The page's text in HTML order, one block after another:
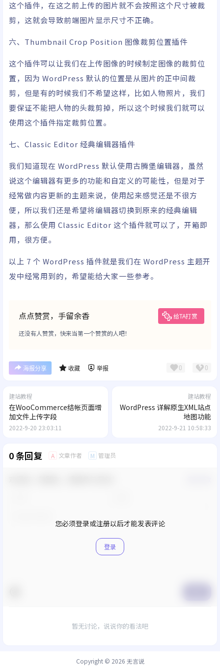
这个插件，在这之前上传的图片就不会按照这个尺寸被裁
剪，这就会导致前端图片显示尺寸不正确。
六、Thumbnail Crop Position 图像裁剪位置插件
这个插件可以让我们在上传图像的时候制定图像的裁剪位
置，因为 WordPress 默认的位置是从图片的正中间裁
剪，但是有的时候我们不希望这样，比如人物照片，我们
要保证不能把人物的头裁剪掉，所以这个时候我们就可以
使用这个插件指定裁剪位置。
七、Classic Editor 经典编辑器插件
我们知道现在 WordPress 默认使用古腾堡编辑器，虽然
说这个编辑器有更多的功能和自定义的可能性，但是对于
经常做内容更新的主题来说，使用起来感觉还是不很方
便，所以我们还是希望将编辑器切换到原来的经典编辑
器，那么使用 Classic Editor 这个插件就可以了，开箱即
用，很方便。
以上 7 个 WordPress 插件就是我们在 WordPress 主题开
发中经常用到的，希望能给大家一些参考。
点点赞赏，手留余香 给TA打赏
还没有人赞赏，快来当第一个赞赏的人吧！
海报分享 收藏 举报 0 0
建站教程
在WooCommerce结帐页面增
加文件上传字段
2022-9-20 23:03:11
建站教程
WordPress 详解原生XML站点
地图功能
2022-9-21 10:58:33
0 条回复 A 文章作者 M 管理员
您必须登录或注册以后才能发表评论
登录
暂无讨论，说说你的看法吧
Copyright © 2026 无言说